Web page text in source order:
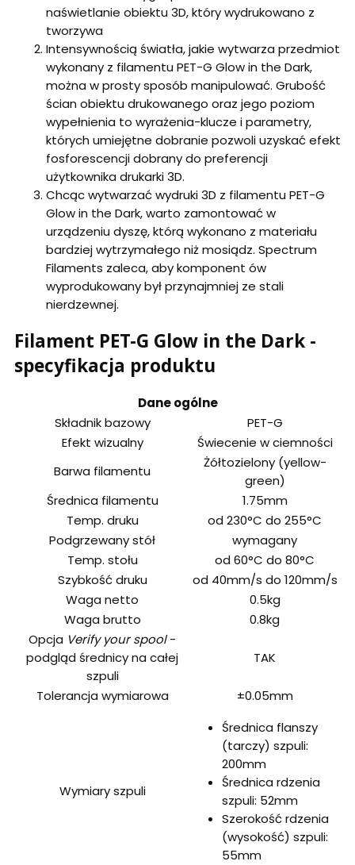
naświetlanie obiektu 3D, który wydrukowano z
tworzywa
Intensywnością światła, jakie wytwarza przedmiot
wykonany z filamentu PET-G Glow in the Dark,
można w prosty sposób manipulować. Grubość
ścian obiektu drukowanego oraz jego poziom
wypełnienia to wyrażenia-klucze i parametry,
których umiejętne dobranie pozwoli uzyskać efekt
fosforescencji dobrany do preferencji
użytkownika drukarki 3D.
Chcąc wytwarzać wydruki 3D z filamentu PET-G
Glow in the Dark, warto zamontować w
urządzeniu dyszę, którą wykonano z materiału
bardziej wytrzymałego niż mosiądz. Spectrum
Filaments zaleca, aby komponent ów
wyprodukowany był przynajmniej ze stali
nierdzewnej.
Filament PET-G Glow in the Dark -
specyfikacja produktu
Dane ogólne
Składnik bazowy
PET-G
Efekt wizualny
Świecenie w ciemności
Barwa filamentu
Żółtozielony (yellow-
green)
Średnica filamentu
1.75mm
Temp. druku
od 230°C do 255°C
Podgrzewany stół
wymagany
Temp. stołu
od 60°C do 80°C
Szybkość druku
od 40mm/s do 120mm/s
Waga netto
0.5kg
Waga brutto
0.8kg
Opcja Verify your spool-
podgląd średnicy na całej
szpuli
TAK
Tolerancja wymiarowa ±0.05mm
Wymiary szpuli
Średnica flanszy
(tarczy) szpuli:
200mm
Średnica rdzenia
szpuli: 52mm
Szerokość rdzenia
(wysokość) szpuli:
55mm